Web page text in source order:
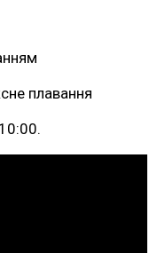
плавання